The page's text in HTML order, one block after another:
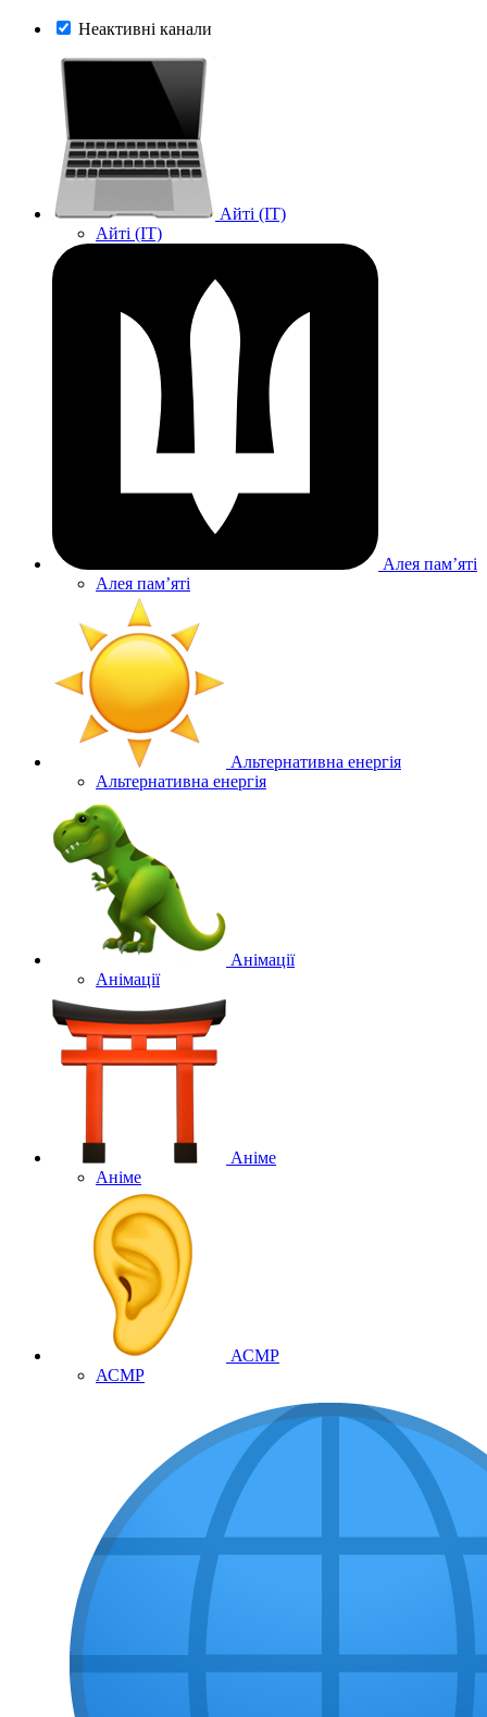
Неактивні канали
Айті (IT)
Айті (IT)
Алея памʼяті
Алея памʼяті
Альтернативна енергія
Альтернативна енергія
Анімації
Анімації
Аніме
Аніме
АСМР
АСМР